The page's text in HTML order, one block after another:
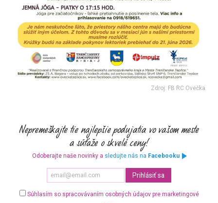
Zdroj: FB RC Ovečka
Odoberajte naše novinky a sledujte nás na Facebooku
Súhlasím so spracovávaním osobných údajov pre marketingové